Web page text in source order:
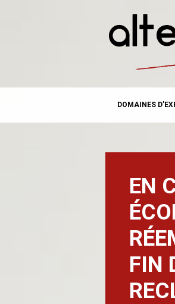
MAIN
content
DOMAINES
EN
FIN